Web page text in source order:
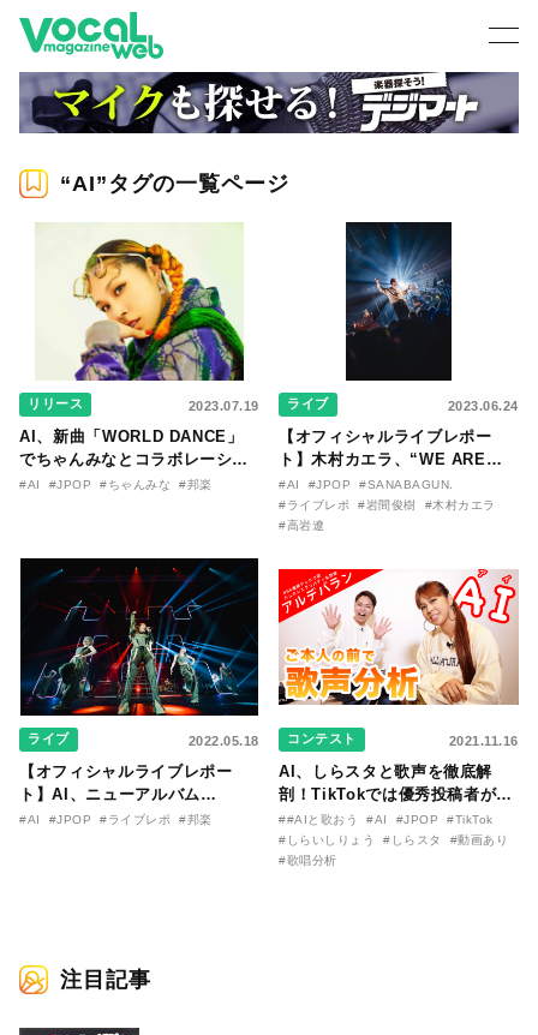
“AI”タグの一覧ページ
リリース 2023.07.19
AI、新曲「WORLD DANCE」
でちゃんみなとコラボレーショ
ンが決定！ ニューアルバム
#AI #JPOP #ちゃんみな #邦楽
ライブ 2023.06.24
【オフィシャルライブレポー
ト】木村カエラ、“WE ARE
MAGNETIC”TOURを完走！ サ
プライズゲストにAIも登場して
歌声を合わせ、デビュー19周年
#AI #JPOP
#SANABAGUN.
#ライブレポ
#岩間俊樹
#木村カエラ
#高岩遼
ライブ 2022.05.18
【オフィシャルライブレポー
ト】AI、ニューアルバム
『DREAM』を引っ提げての全
#AI #JPOP #ライブレポ #邦楽
コンテスト 2021.11.16
AI、しらスタと歌声を徹底解
剖！TikTokでは優秀投稿者がAI
と共演も
##AIと歌おう #AI #JPOP
#TikTok
#しらいしりょう
#しらスタ
#動画あり
#歌唱分析
注目記事